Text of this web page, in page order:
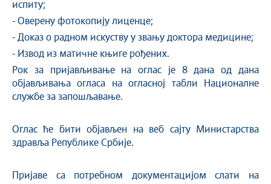
испиту;
- Оверену фотокопију лиценце;
- Доказ о радном искуству у звању доктора медицине;
- Извод из матичне књиге рођених.
Рок за пријављивање на оглас је 8 дана од дана
објављивања огласа на огласној табли Националне
службе за запошљавање.
Оглас ће бити објављен на веб сајту Министарства
здравља Републике Србије.
Пријаве са потребном документацијом слати на